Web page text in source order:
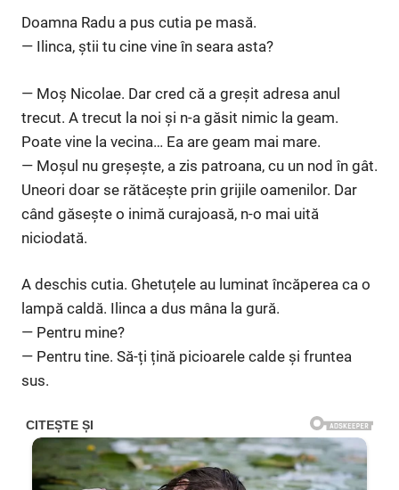
Doamna Radu a pus cutia pe masă.
— Ilinca, știi tu cine vine în seara asta?
— Moș Nicolae. Dar cred că a greșit adresa anul
trecut. A trecut la noi și n-a găsit nimic la geam.
Poate vine la vecina… Ea are geam mai mare.
— Moșul nu greșește, a zis patroana, cu un nod în gât.
Uneori doar se rătăcește prin grijile oamenilor. Dar
când găsește o inimă curajoasă, n-o mai uită
niciodată.
A deschis cutia. Ghetuțele au luminat încăperea ca o
lampă caldă. Ilinca a dus mâna la gură.
— Pentru mine?
— Pentru tine. Să-ți țină picioarele calde și fruntea
sus.